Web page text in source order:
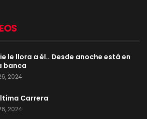
le llora a él.. Desde anoche está en
banca
2024
Carrera
2024